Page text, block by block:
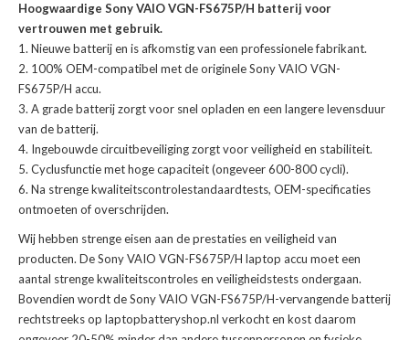
Hoogwaardige Sony VAIO VGN-FS675P/H batterij voor
vertrouwen met gebruik.
Nieuwe batterij en is afkomstig van een professionele fabrikant.
100% OEM-compatibel met deoriginele Sony VAIO VGN-
FS675P/H accu.
A grade batterij zorgt voor snel opladen en een langere levensduur
van de batterij.
Ingebouwde circuitbeveiliging zorgt voor veiligheid en stabiliteit.
Cyclusfunctie met hoge capaciteit (ongeveer 600-800 cycli).
Na strenge kwaliteitscontrolestandaardtests, OEM-specificaties
ontmoeten of overschrijden.
Wij hebben strenge eisen aan de prestaties en veiligheid van
producten. DeSony VAIO VGN-FS675P/H laptop accu moet een
aantal strenge kwaliteitscontroles en veiligheidstests ondergaan.
Bovendien wordt deSony VAIO VGN-FS675P/H-vervangende batterij
rechtstreeks op laptopbatteryshop.nl verkocht en kost daarom